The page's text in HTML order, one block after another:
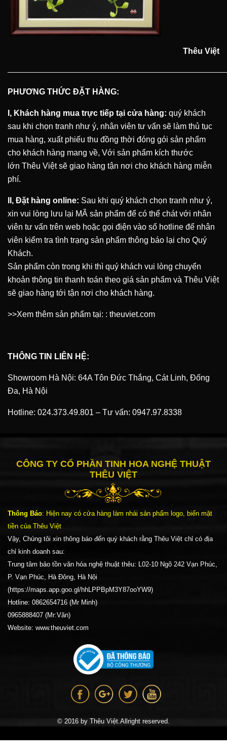
Thêu Việt
PHƯƠNG THỨC ĐẶT HÀNG:
I, Khách hàng mua trực tiếp tại cửa hàng: quý khách
sau khi chọn tranh như ý, nhân viên tư vấn sẽ làm thủ tục
mua hàng, xuất phiếu thu đồng thời đóng gói sản phẩm
cho khách hàng mang về, Với sản phẩm kích thước
lớn Thêu Việtsẽ giao hàng tận nơi cho khách hàng miễn
phí.
II, Đặt hàng online: Sau khi quý khách chọn tranh như ý,
xin vui lòng lưu lại MÃ sản phẩm để có thể chát với nhân
viên tư vấn trên web hoặc gọi điện vào số hotline để nhân
viên kiểm tra tình trạng sản phẩm thông báo lại cho Quý
Khách.
Sản phẩm còn trong khi thì quý khách vui lòng chuyển
khoản thông tin thanh toán theo giá sản phẩm và Thêu Việt
sẽ giao hàng tới tận nơi cho khách hàng.
>>Xem thêm sản phẩm tại: : theuviet.com
THÔNG TIN LIÊN HỆ:
Showroom Hà Nội: 64A Tôn Đức Thắng, Cát Linh, Đống
Đa, Hà Nội
Hotline: 024.373.49.801 – Tư vấn: 0947.97.8338
CÔNG TY CỔ PHẦN TINH HOA NGHỆ THUẬT
THÊU VIỆT
Thông Báo: Hiện nay có cửa hàng làm nhái sản phẩm logo, biển mặt
tiền của Thêu Việt
Vậy, Chúng tôi xin thông báo đến quý khách rằng Thêu Việt chỉ có địa
chỉ kinh doanh sau:
Trung tâm bảo tồn văn hóa nghệ thuật thêu: L02-10 Ngõ 242 Vạn Phúc,
P. Vạn Phúc, Hà Đông, Hà Nội
(https://maps.app.goo.gl/hhLPPBpM3Y87ooYW9)
Hotline: 0862654716 (Mr Minh)
0965888407 (Mr:Văn)
Website: www.theuviet.com
© 2016 by Thêu Việt.Allright reserved.